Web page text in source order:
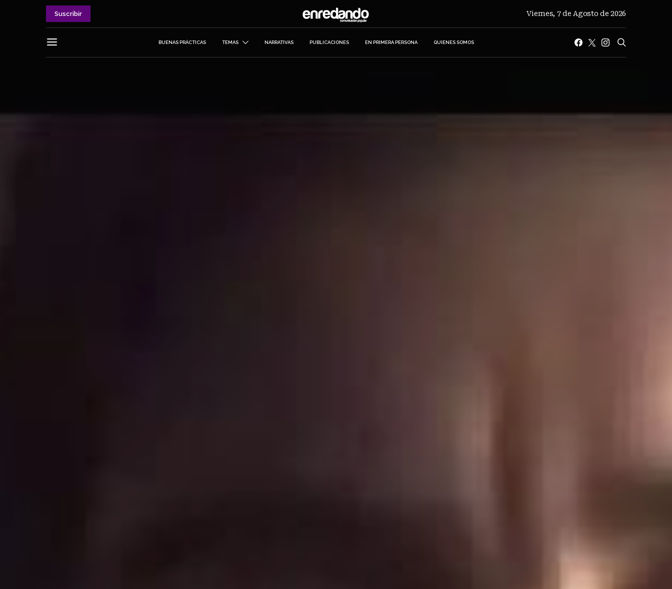
Suscribir Viernes, 7 de Agosto de 2026
BUENAS PRÁCTICAS TEMAS NARRATIVAS PUBLICACIONES EN PRIMERA PERSONA QUIENES SOMOS